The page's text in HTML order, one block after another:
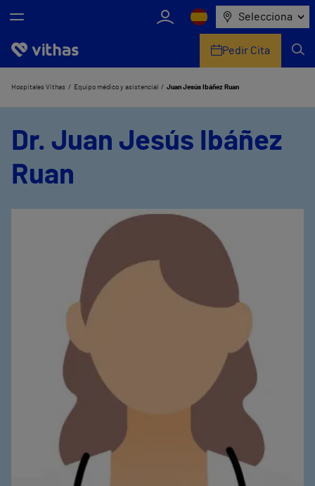
Selecciona
Nosotros
Pedir Cita
Hospitales Vithas Equipo médico y asistencial Juan Jesús Ibáñez Ruan
Dr. Juan Jesús Ibáñez
Ruan